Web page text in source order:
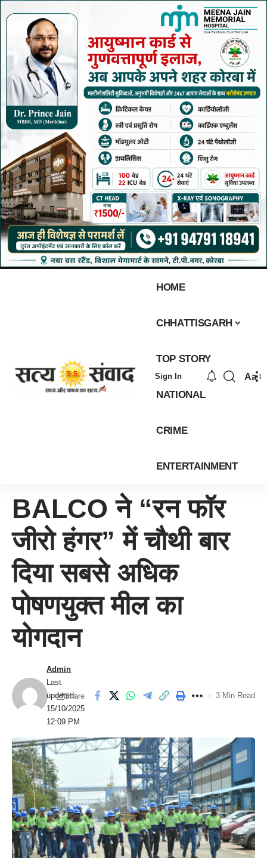
HOME
CHHATTISGARH
TOP STORY
NATIONAL
CRIME
ENTERTAINMENT
Sign In Aa
BALCO ने “रन फॉर
जीरो हंगर” में चौथी बार
दिया सबसे अधिक
पोषणयुक्त मील का
योगदान
Last
updated:
15/10/2025
12:09 PM
Admin
Share 3 Min Read